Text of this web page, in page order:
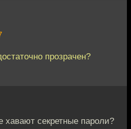
прозрачен?
секретные пароли?